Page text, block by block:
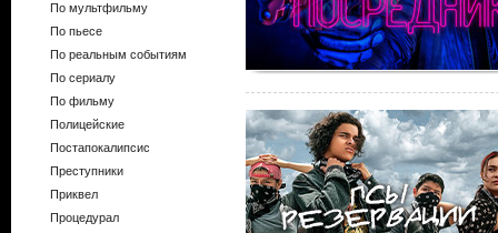
По мультфильму
По пьесе
По реальным событиям
По сериалу
По фильму
Полицейские
Постапокалипсис
Преступники
Приквел
Процедурал